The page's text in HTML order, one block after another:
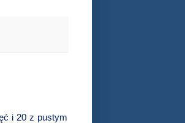
i 20 z pustym